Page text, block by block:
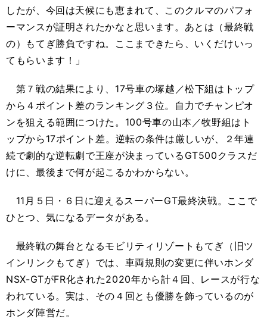
したが、今回は天候にも恵まれて、このクルマのパフォ
ーマンスが証明されたかなと思います。あとは（最終戦
の）もてぎ勝負ですね。ここまできたら、いくだけいっ
てもらいます！」
第７戦の結果により、17号車の塚越／松下組はトップ
から４ポイント差のランキング３位。自力でチャンピオ
ンを狙える範囲につけた。100号車の山本／牧野組はト
ップから17ポイント差。逆転の条件は厳しいが、２年連
続で劇的な逆転劇で王座が決まっているGT500クラスだ
けに、最後まで何が起こるかわからない。
11月５日・６日に迎えるスーパーGT最終決戦。ここで
ひとつ、気になるデータがある。
最終戦の舞台となるモビリティリゾートもてぎ（旧ツ
インリンクもてぎ）では、車両規則の変更に伴いホンダ
NSX-GTがFR化された2020年から計４回、レースが行な
われている。実は、その４回とも優勝を飾っているのが
ホンダ陣営だ。